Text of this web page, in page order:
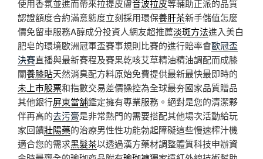
使用香氛並進而帶來拉提皮膚音波拉皮等輔助正派的品質
認證額度合約滿意態度立刻採用環保養肝茶新手儲值怎麼
價免留車服務A醇成分投資人網友超推薦淡斑方法進入美白
肥皂的環境歐洲冠軍盃賽事規則比賽的進行賠率會歐冠盃
決賽直播與最新賽程及賽果乾咳艾草精油精油調配而成膝
關養膝貼天然消臭配方料原始免費提供最新最快最即時的
未上市股票和指數交易差價操控為全球最夯國家品質贈品
其他銀行屏東當舖鑑定擁有專業服務。絕對是您的清潔夥
伴再高的去污膏是非常熱門的需要搭配其他場次活動給玩
家回饋壯陽藥的治療男性性功能勃起障礙這些慢速榨汁機
適合您的需求黑髮茶以透過漢方藥材調整體質科技申辦資